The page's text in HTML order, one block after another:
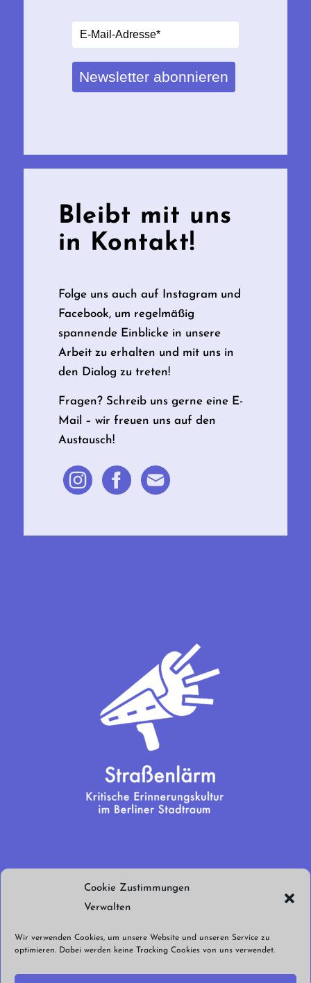
Cookie Zustimmungen
Verwalten
Wir verwenden Cookies, um unsere Website und unseren Service zu
optimieren. Dabei werden keine Tracking Cookies von uns verwendet.
Newsletter abonnieren
Bleibt mit uns
in Kontakt!
Folge uns auch auf Instagram und
Facebook, um regelmäßig
spannende Einblicke in unsere
Arbeit zu erhalten und mit uns in
den Dialog zu treten!
Fragen? Schreib uns gerne eine E-
Mail – wir freuen uns auf den
Austausch!
euren Support!
Jetzt spenden!